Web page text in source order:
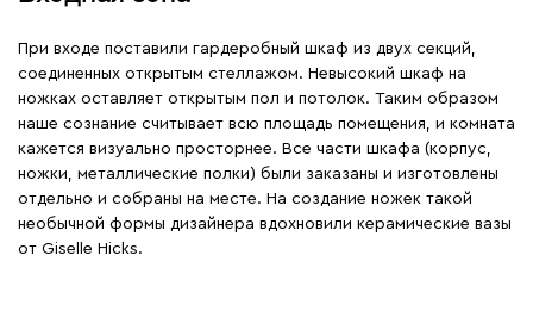
При входе поставили гардеробный шкаф из двух секций,
соединенных открытым стеллажом. Невысокий шкаф на
ножках оставляет открытым пол и потолок. Таким образом
наше сознание считывает всю площадь помещения, и комната
кажется визуально просторнее. Все части шкафа (корпус,
ножки, металлические полки) были заказаны и изготовлены
отдельно и собраны на месте. На создание ножек такой
необычной формы дизайнера вдохновили керамические вазы
от Giselle Hicks.